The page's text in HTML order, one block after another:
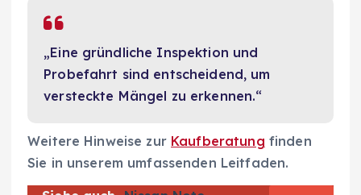
„Eine gründliche Inspektion und
Probefahrt sind entscheidend, um
versteckte Mängel zu erkennen.“
Weitere Hinweise zur Kaufberatung finden
Sie in unserem umfassenden Leitfaden.